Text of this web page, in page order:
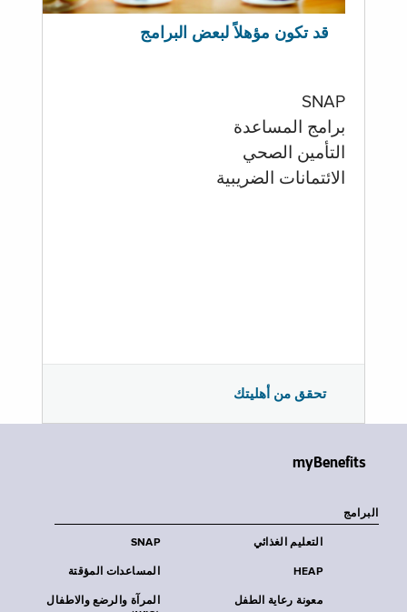
قد تكون مؤهلاً لبعض البرامج
SNAP
برامج المساعدة
التأمين الصحي
الائتمانات الضريبية
تحقق من أهليتك
myBenefits
البرامج
SNAP التعليم الغذائي
المساعدات المؤقتة HEAP
المرآة والرضع والاطفال
معونة رعاية الطفل